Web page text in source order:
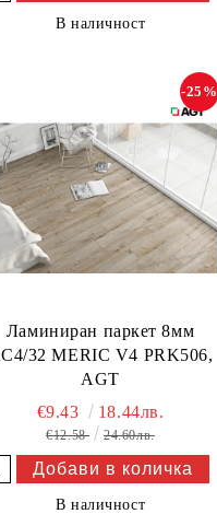
В наличност
Ламиниран паркет 8мм
32 MERIC V4 PRK506,
AGT
-25%
€9.43 18.44лв.
€12.58 24.60лв.
В наличност